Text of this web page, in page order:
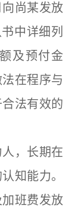
尚某发放
中详细列
及预付金
在程序与
法有效的
，长期在
知能力。
班费发放